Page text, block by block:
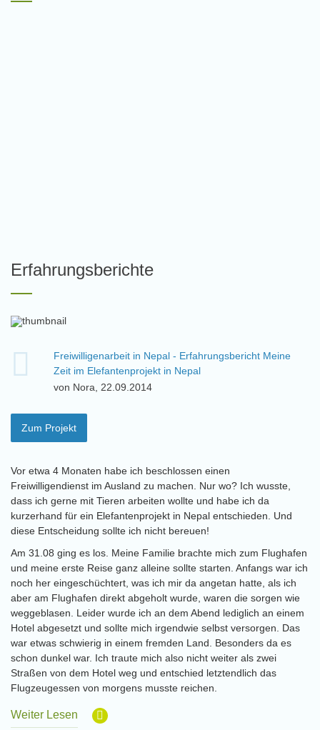
Erfahrungsberichte
Freiwilligenarbeit in Nepal - Erfahrungsbericht Meine
Zeit im Elefantenprojekt in Nepal
von Nora, 22.09.2014
Zum Projekt
Vor etwa 4 Monaten habe ich beschlossen einen
Freiwilligendienst im Ausland zu machen. Nur wo? Ich wusste,
dass ich gerne mit Tieren arbeiten wollte und habe ich da
kurzerhand für ein Elefantenprojekt in Nepal entschieden. Und
diese Entscheidung sollte ich nicht bereuen!
Am 31.08 ging es los. Meine Familie brachte mich zum Flughafen
und meine erste Reise ganz alleine sollte starten. Anfangs war ich
noch her eingeschüchtert, was ich mir da angetan hatte, als ich
aber am Flughafen direkt abgeholt wurde, waren die sorgen wie
weggeblasen. Leider wurde ich an dem Abend lediglich an einem
Hotel abgesetzt und sollte mich irgendwie selbst versorgen. Das
war etwas schwierig in einem fremden Land. Besonders da es
schon dunkel war. Ich traute mich also nicht weiter als zwei
Straßen von dem Hotel weg und entschied letztendlich das
Flugzeugessen von morgens musste reichen.
Weiter Lesen